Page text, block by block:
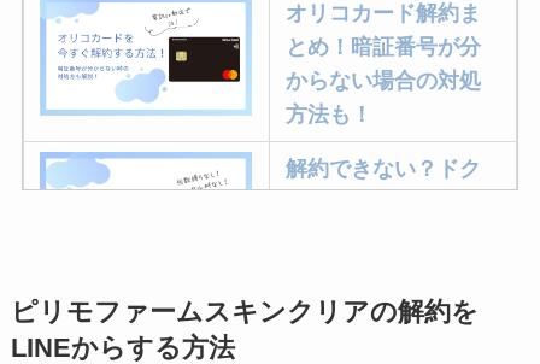
オリコカード解約ま
とめ！暗証番号が分
からない場合の対処
方法も！
解約できない？ドク
ミュゼプラチナムの
ピリモファームスキンクリアの解約を
LINEからする方法